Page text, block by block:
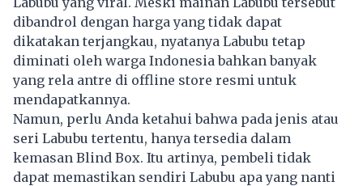
dibandrol dengan harga yang tidak dapat
dikatakan terjangkau, nyatanya Labubu tetap
diminati oleh warga Indonesia bahkan banyak
yang rela antre di offline store resmi untuk
mendapatkannya.
Namun, perlu Anda ketahui bahwa pada jenis atau
seri Labubu tertentu, hanya tersedia dalam
kemasan Blind Box. Itu artinya, pembeli tidak
dapat memastikan sendiri Labubu apa yang nanti